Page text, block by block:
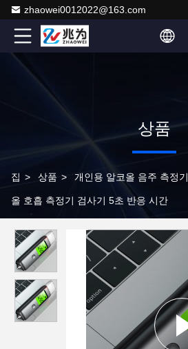
zhaowei0012022@163.com
상품
집 > 상품 > 개인용 알코올 음주 측정기
올 호흡 측정기 검사기 5초 반응 시간